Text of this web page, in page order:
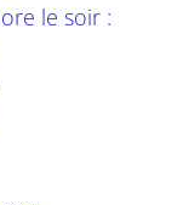
le soir :